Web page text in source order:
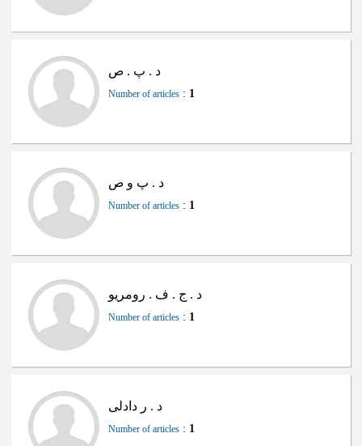
د . پ . ص
Number of articles : 1
د . پ و ص
Number of articles : 1
د . ج . ف . رومریو
Number of articles : 1
د . ر دادلی
Number of articles : 1